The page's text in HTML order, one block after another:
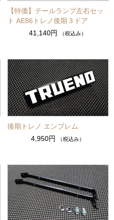
【特価】テールランプ左右セッ
ト AE86トレノ後期３ドア
41,140円
（税込み）
後期トレノ エンブレム
4,950円
（税込み）